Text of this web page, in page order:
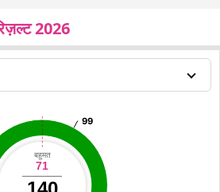
2026